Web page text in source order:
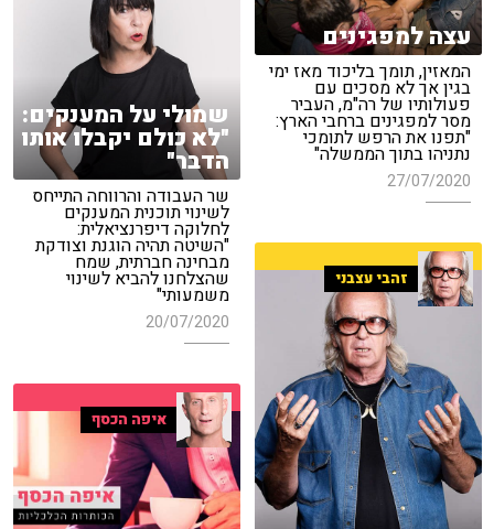
עצה למפגינים
המאזין, תומך בליכוד מאז ימי
בגין אך לא מסכים עם
פעולותיו של רה"מ, העביר
מסר למפגינים ברחבי הארץ:
"תפנו את הרפש לתומכי
נתניהו בתוך הממשלה"
27/07/2020
שמולי על המענקים:
"לא כולם יקבלו אותו
הדבר"
שר העבודה והרווחה התייחס
לשינוי תוכנית המענקים
לחלוקה דיפרנציאלית:
"השיטה תהיה הוגנת וצודקת
מבחינה חברתית, שמח
שהצלחנו להביא לשינוי
משמעותי"
20/07/2020
זהבי עצבני
איפה הכסף